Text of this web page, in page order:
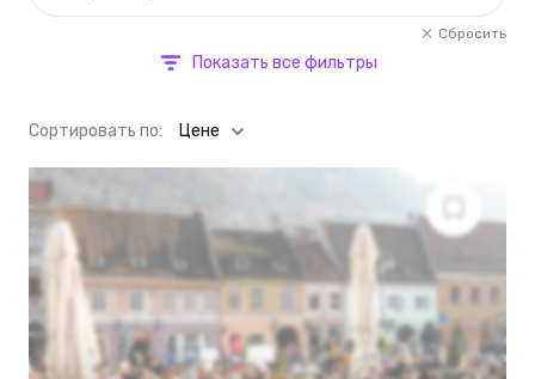
Сбросить
Показать все фильтры
Cортировать по: Цене